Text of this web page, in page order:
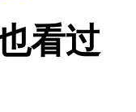
看过